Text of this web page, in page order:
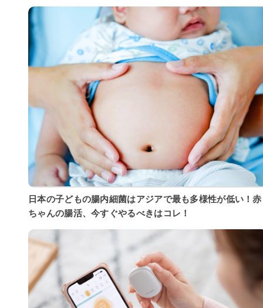
日本の子どもの腸内細菌はアジアで最も多様性が低い！赤
ちゃんの腸活、今すぐやるべきはコレ！